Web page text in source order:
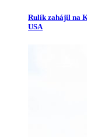
Rulík zahájil na
USA